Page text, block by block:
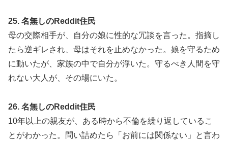
25. 名無しのReddit住民
母の交際相手が、自分の娘に性的な冗談を言った。指摘し
たら逆ギレされ、母はそれを止めなかった。娘を守るため
に動いたが、家族の中で自分が浮いた。守るべき人間を守
れない大人が、その場にいた。
26. 名無しのReddit住民
10年以上の親友が、ある時から不倫を繰り返しているこ
とがわかった。問い詰めたら「お前には関係ない」と言わ